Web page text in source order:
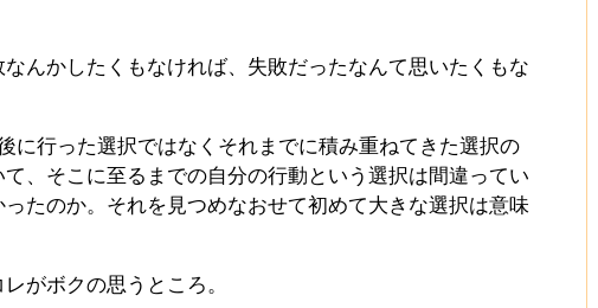
んかしたくもなければ、失敗だったなんて思いたくもな
に行った選択ではなくそれまでに積み重ねてきた選択の
、そこに至るまでの自分の行動という選択は間違ってい
たのか。それを見つめなおせて初めて大きな選択は意味
がボクの思うところ。